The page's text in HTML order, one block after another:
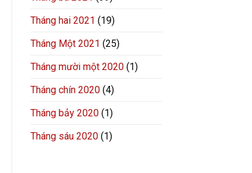
Tháng hai 2021 (19)
Tháng Một 2021 (25)
Tháng mười một 2020(1)
Tháng chín 2020(4)
Tháng bảy 2020(1)
Tháng sáu 2020(1)